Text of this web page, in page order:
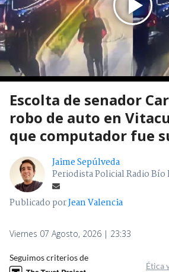
Escolta de senador
robo de auto en
que computador fue
Jaime Sepúlveda
Periodista Policial Radio Bío
Publicado porJean Valencia
Viernes 07 Agosto, 2026 | 23:33
Seguimos criterios de
Ética